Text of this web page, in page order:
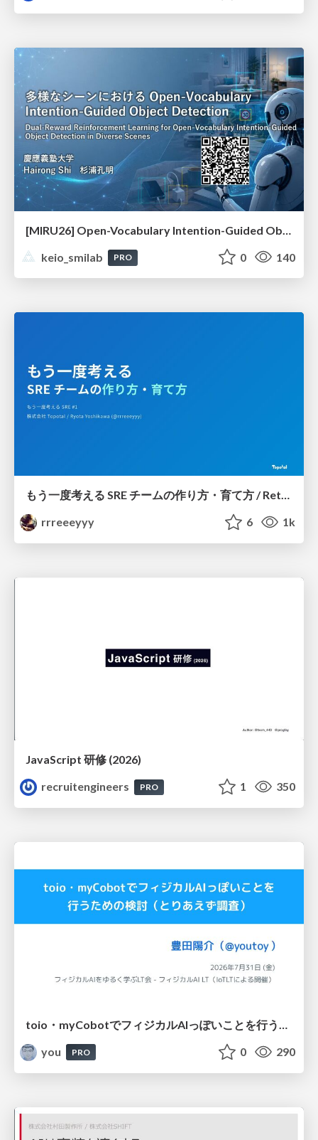
keio_smilab
PRO 0 140
もう一度考える SRE チームの作り方・育て方 / Rethinking SRE #1: Building and Growing SRE Teams
rrreeeyyy
6 1k
JavaScript 研修 (2026)
recruitengineers
PRO 1 350
you
PRO 0 290